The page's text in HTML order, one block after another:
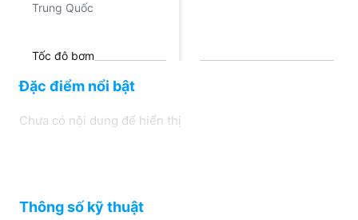
Trung Quốc
Tốc độ bơm
3000 RPM
Vật liệu tản nhiệt
Đặc điểm nổi bật
Chưa có nội dung để hiển thị
Thông số kỹ thuật